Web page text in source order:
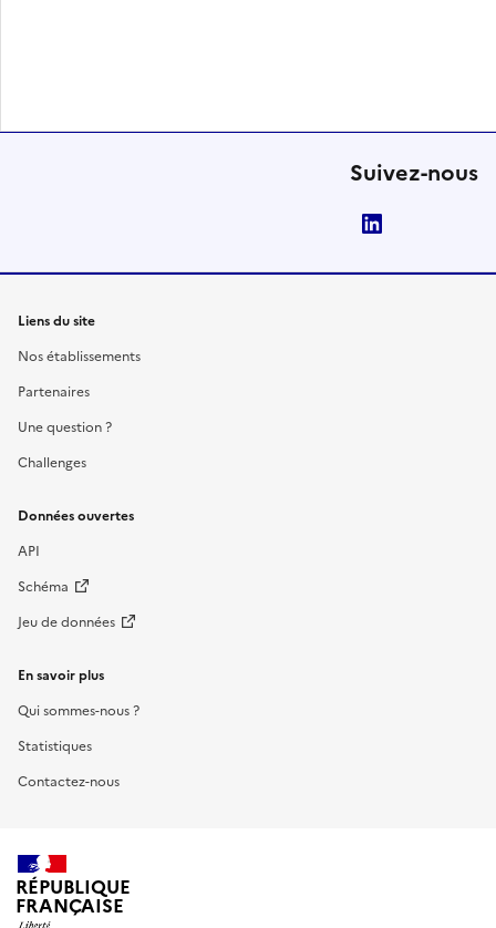
Suivez-nous
Liens du site
Nos établissements
Partenaires
Une question ?
Challenges
Données ouvertes
API
Schéma
Jeu de données
En savoir plus
Qui sommes-nous ?
Statistiques
Contactez-nous
RÉPUBLIQUE
FRANÇAISE